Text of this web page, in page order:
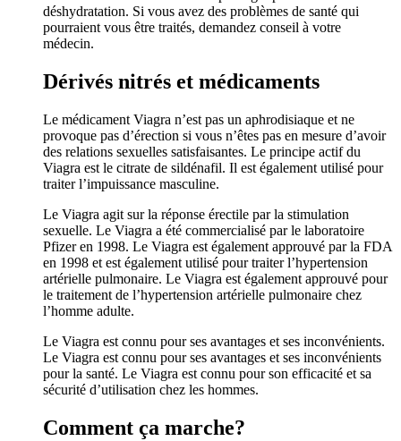
déshydratation. Si vous avez des problèmes de santé qui
pourraient vous être traités, demandez conseil à votre
médecin.
Dérivés nitrés et médicaments
Le médicament Viagra n’est pas un aphrodisiaque et ne
provoque pas d’érection si vous n’êtes pas en mesure d’avoir
des relations sexuelles satisfaisantes. Le principe actif du
Viagra est le citrate de sildénafil. Il est également utilisé pour
traiter l’impuissance masculine.
Le Viagra agit sur la réponse érectile par la stimulation
sexuelle. Le Viagra a été commercialisé par le laboratoire
Pfizer en 1998. Le Viagra est également approuvé par la FDA
en 1998 et est également utilisé pour traiter l’hypertension
artérielle pulmonaire. Le Viagra est également approuvé pour
le traitement de l’hypertension artérielle pulmonaire chez
l’homme adulte.
Le Viagra est connu pour ses avantages et ses inconvénients.
Le Viagra est connu pour ses avantages et ses inconvénients
pour la santé. Le Viagra est connu pour son efficacité et sa
sécurité d’utilisation chez les hommes.
Comment ça marche?